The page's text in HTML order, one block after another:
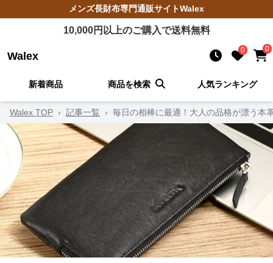
メンズ長財布専門通販サイトWalex
10,000円以上のご購入で送料無料
Walex 0 0
新着商品 商品を検索 人気ランキング
Walex TOP › 記事一覧 › 毎日の相棒に最適！大人の品格が漂う本